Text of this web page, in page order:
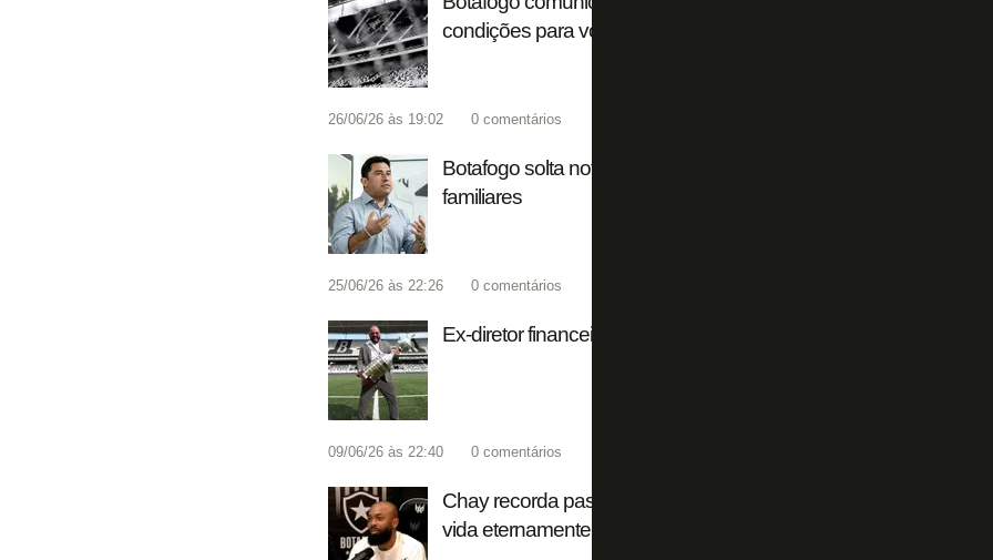
condições para voltar
26/06/26 às 19:02 0 comentários
Botafogo solta nota de repúdio contra ameaças feitas a
familiares
25/06/26 às 22:26 0 comentários
Ex-diretor financeiro da SAF do Botafogo, Anderson Santos
09/06/26 às 22:40 0 comentários
Chay recorda passagem e se declara: 'Eu amo o Botafogo, vai
vida eternamente'